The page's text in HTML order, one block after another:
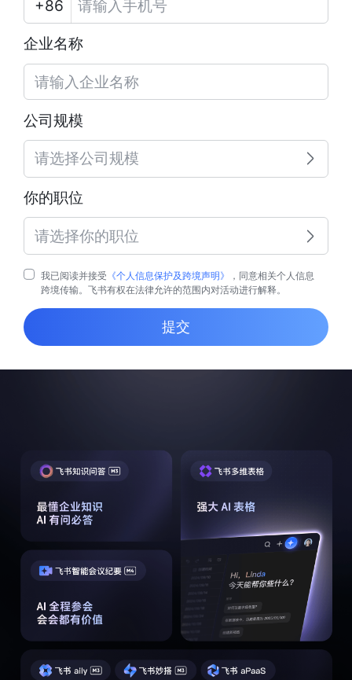
企业名称
公司规模
请选择公司规模
你的职位
请选择你的职位
我已阅读并接受 《个人信息保护及跨境声明》
，同意相关个人信息
跨境传输。飞书有权在法律允许的范围内对活动进行解释。
提交